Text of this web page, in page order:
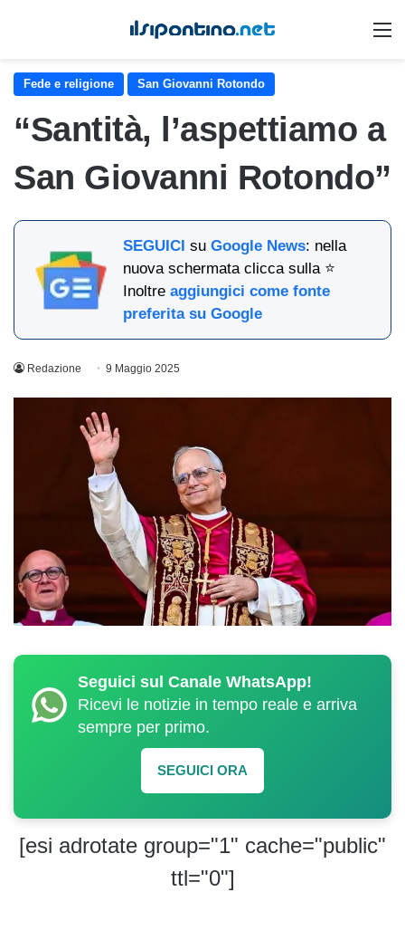
Fede e religione San Giovanni Rotondo
“Santità, l’aspettiamo a
San Giovanni Rotondo”
SEGUICI suGoogle News: nella
nuova schermata clicca sulla ⭐
Inoltreaggiungici come fonte
preferita su Google
Redazione 9 Maggio 2025
Seguici sul Canale WhatsApp!
Ricevi le notizie in tempo reale e arriva
sempre per primo.
SEGUICI ORA
[esi adrotate group="1" cache="public"
ttl="0"]